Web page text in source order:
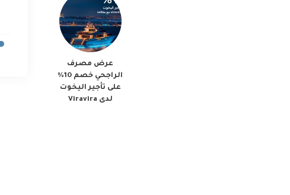
عرض مصرف
الراجحي خصم 10%
على تأجير اليخوت
لدى Viravira